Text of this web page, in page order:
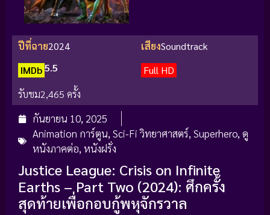
ปีที่ฉาย2024 เสียงSoundtrack
IMDb5.5
Full HD
รับชม2,465 ครั้ง
กันยายน 10, 2025
Animation การ์ตูน, Sci-Fi วิทยาศาสตร์, Superhero, ดู
หนังภาคต่อ, หนังฝรั่ง
Justice League: Crisis on Infinite
Earths – Part Two (2024): ศึกครั้ง
สุดท้ายเพื่อกอบกู้พหุจักรวาล